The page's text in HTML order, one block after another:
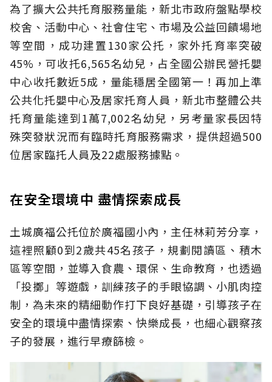
為了擴大公共托育服務量能，新北市政府盤點學校
校舍、活動中心、社會住宅、市場及公益回饋場地
等空間，成功建置130家公托，家外托育率突破
45%，可收托6,565名幼兒，占全國公辦民營托嬰
中心收托數近5成，量能穩居全國第一！再加上準
公共化托嬰中心及居家托育人員，新北市整體公共
托育量能達到1萬7,002名幼兒，另考量家長因特
殊突發狀況而有臨時托育服務需求，提供超過500
位居家臨托人員及22處服務據點。
在安全環境中 盡情探索成長
土城廣福公托位於廣福國小內，主任林莉芳分享，
這裡照顧0到2歲共45名孩子，規劃閱讀區、積木
區等空間，並導入食農、環保、生命教育，也透過
「投擲」等遊戲，訓練孩子的手眼協調、小肌肉控
制，為未來的精細動作打下良好基礎，引導孩子在
安全的環境中盡情探索、快樂成長，也細心觀察孩
子的發展，進行早療篩檢。